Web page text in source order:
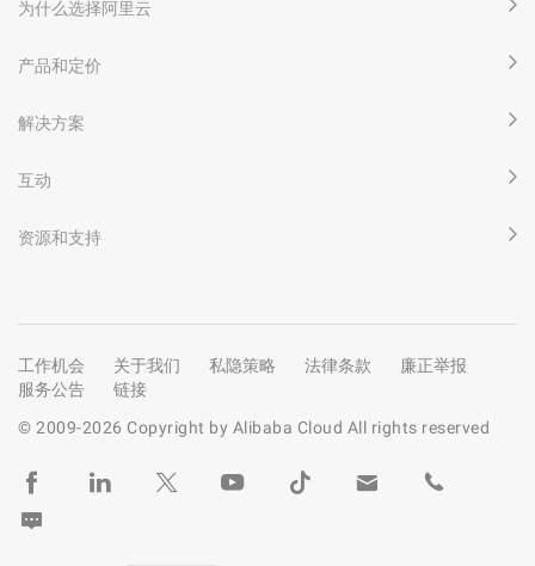
为什么选择阿里云
产品和定价
解决方案
互动
资源和支持
工作机会 关于我们 私隐策略 法律条款
廉正举报
服务公告
链接
© 2009-2026 Copyright by Alibaba Cloud All rights reserved